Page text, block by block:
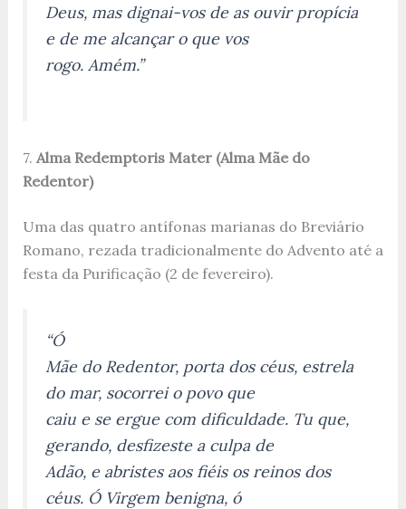
Deus, mas dignai-vos de as ouvir propícia
e de me alcançar o que vos
rogo. Amém.”
7. Alma Redemptoris Mater (Alma Mãe do
Redentor)
Uma das quatro antífonas marianas do Breviário
Romano, rezada tradicionalmente do Advento até a
festa da Purificação (2 de fevereiro).
“Ó
Mãe do Redentor, porta dos céus, estrela
do mar, socorrei o povo que
caiu e se ergue com dificuldade. Tu que,
gerando, desfizeste a culpa de
Adão, e abristes aos fiéis os reinos dos
céus. Ó Virgem benigna, ó